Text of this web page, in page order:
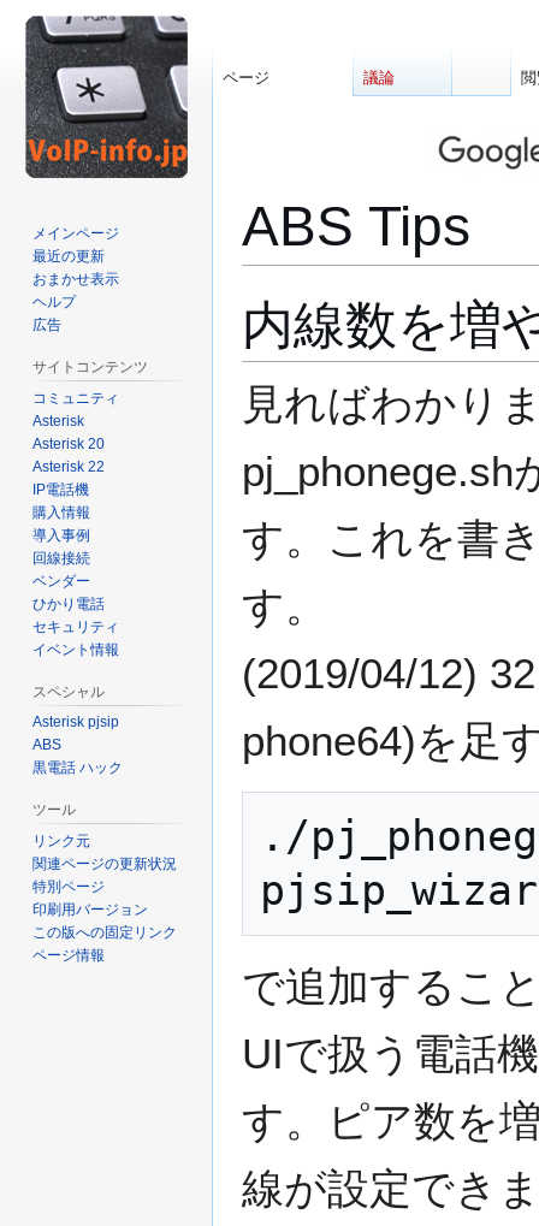
ABS Tips
ビ
ー
シ
ン
に
動
索
移
動
内線数を増
見ればわかり
pj_phonege.sh
す。これを書
す。
(2019/04/12)
phone64)を足
./
で追加するこ
UIで扱う電話
す。ピア数を
線が設定でき
ページ 議論
メインページ
最近の更新
おまかせ表示
ヘルプ
広告
サイトコンテンツ
コミュニティ
Asterisk
Asterisk 20
Asterisk 22
IP電話機
購入情報
導入事例
回線接続
ベンダー
ひかり電話
セキュリティ
イベント情報
スペシャル
Asterisk pjsip
ABS
黒電話 ハック
ツール
リンク元
関連ページの更新状況
特別ページ
印刷用バージョン
この版への固定リンク
ページ情報